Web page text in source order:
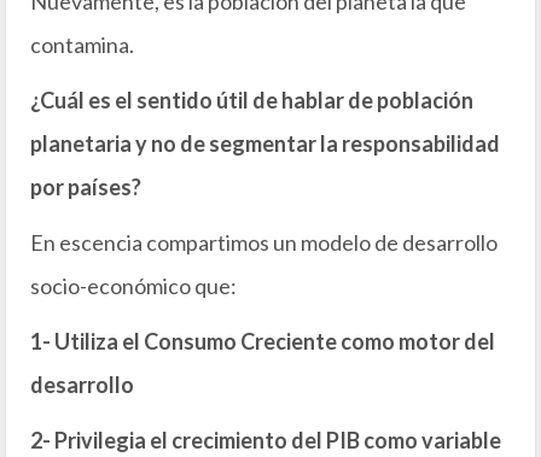
contamina.
¿Cuál es el sentido útil de hablar de población
planetaria y no de segmentar la responsabilidad
por países?
En escencia compartimos un modelo de desarrollo
socio-económico que:
1- Utiliza el Consumo Creciente como motor del
desarrollo
2- Privilegia el crecimiento del PIB como variable